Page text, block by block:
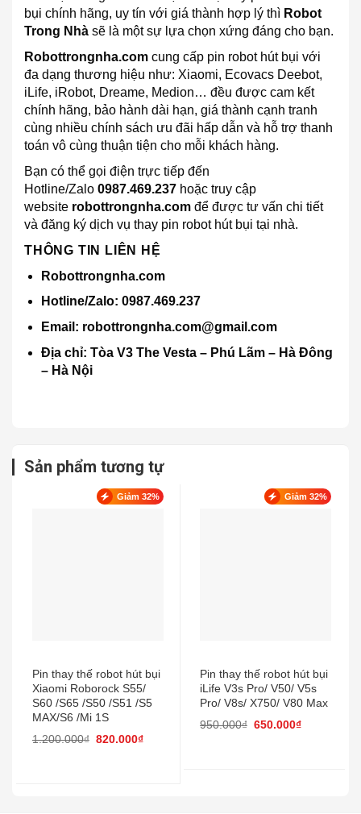
bụi chính hãng, uy tín với giá thành hợp lý thì Robot
Trong Nhà sẽ là một sự lựa chọn xứng đáng cho bạn.
Robottrongnha.com cung cấp pin robot hút bụi với
đa dạng thương hiệu như: Xiaomi, Ecovacs Deebot,
iLife, iRobot, Dreame, Medion… đều được cam kết
chính hãng, bảo hành dài hạn, giá thành cạnh tranh
cùng nhiều chính sách ưu đãi hấp dẫn và hỗ trợ thanh
toán vô cùng thuận tiện cho mỗi khách hàng.
Bạn có thể gọi điện trực tiếp đến
Hotline/Zalo 0987.469.237 hoặc truy cập
website robottrongnha.com để được tư vấn chi tiết
và đăng ký dịch vụ thay pin robot hút bụi tại nhà.
THÔNG TIN LIÊN HỆ
Robottrongnha.com
Hotline/Zalo: 0987.469.237
Email: robottrongnha.com@gmail.com
Địa chỉ: Tòa V3 The Vesta – Phú Lãm – Hà Đông
– Hà Nội
Sản phẩm tương tự
Giảm 32%
Pin thay thế robot hút bụi
Xiaomi Roborock S55/
S60 /S65 /S50 /S51 /S5
MAX/S6 /Mi 1S
1.200.000₫ 820.000₫
Giảm 32%
Pin thay thế robot hút bụi
iLife V3s Pro/ V50/ V5s
Pro/ V8s/ X750/ V80 Max
950.000₫ 650.000₫